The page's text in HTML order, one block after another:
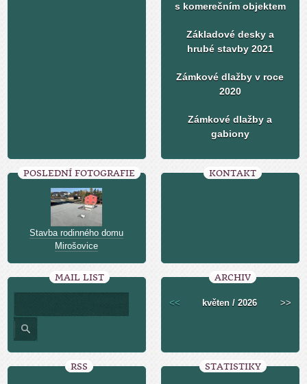
s komerečním objektem
Základové desky a
hrubé stavby 2021
Zámkové dlažby v roce
2020
Zámkové dlažby a
gabiony
POSLEDNÍ FOTOGRAFIE
Stavba rodinného domu
Mirošovice
KONTAKT
MAIL LIST ARCHIV
<< květen / 2026 >>
RSS STATISTIKY